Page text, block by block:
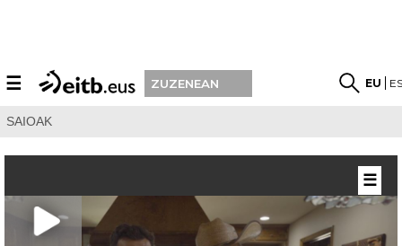
☰ ZUZENEAN EU
SAIOAK
☰